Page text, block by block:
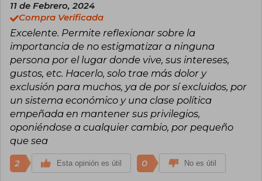
11 de Febrero, 2024
Compra Verificada
Excelente. Permite reflexionar sobre la
importancia de no estigmatizar a ninguna
persona por el lugar donde vive, sus intereses,
gustos, etc. Hacerlo, solo trae más dolor y
exclusión para muchos, ya de por sí excluidos, por
un sistema económico y una clase política
empeñada en mantener sus privilegios,
oponiéndose a cualquier cambio, por pequeño
que sea
2 Esta opinión es útil 0 No es útil